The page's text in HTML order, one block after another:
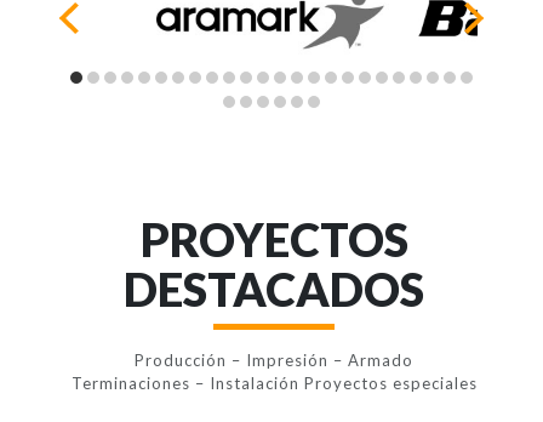
PROYECTOS
DESTACADOS
Producción – Impresión – Armado
Terminaciones – Instalación Proyectos especiales